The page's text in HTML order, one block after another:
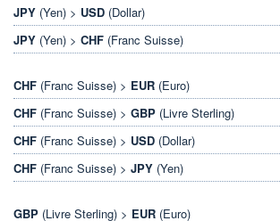
JPY (Yen) > USD (Dollar)
JPY (Yen) > CHF (Franc Suisse)
CHF (Franc Suisse) > EUR (Euro)
CHF (Franc Suisse) > GBP (Livre Sterling)
CHF (Franc Suisse) > USD (Dollar)
CHF (Franc Suisse) > JPY (Yen)
GBP (Livre Sterling) > EUR (Euro)